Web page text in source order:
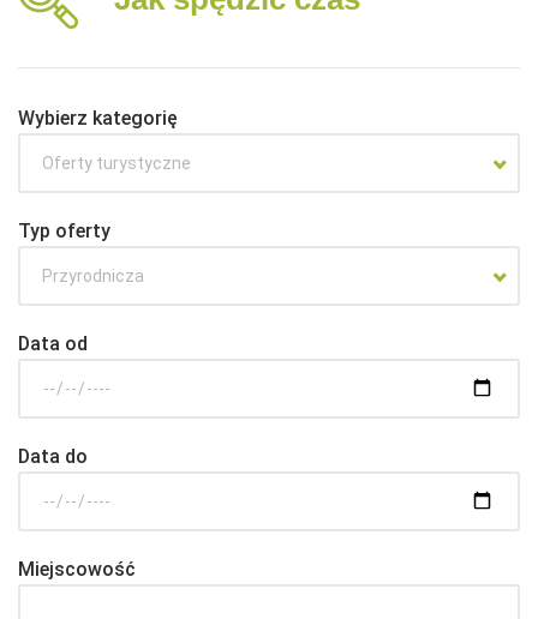
Wybierz kategorię
Oferty turystyczne
Typ oferty
Przyrodnicza
Data od
Data do
Miejscowość